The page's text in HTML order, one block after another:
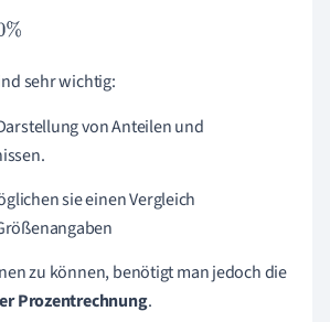
sehr wichtig:
von Anteilen und
sie einen Vergleich
zu können, benötigt man jedoch die
Prozentrechnung.